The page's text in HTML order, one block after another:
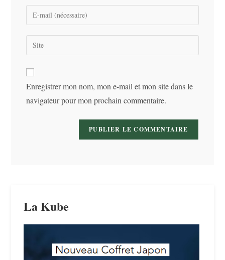
name
comment
Enter
your
email
address
Saisir
l’URL
votre
site
(facultatif)
Enregistrer mon nom, mon e-mail et mon site dans le
navigateur pour mon prochain commentaire.
La Kube